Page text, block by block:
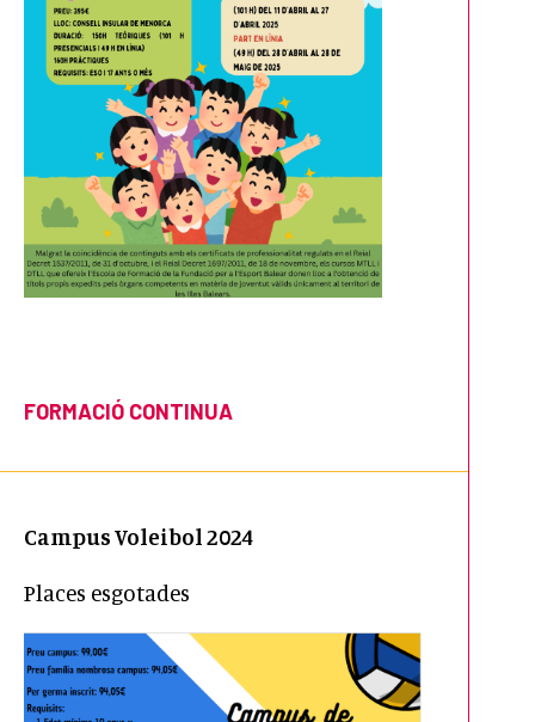
FORMACIÓ CONTINUA
Campus Voleibol 2024
Places esgotades